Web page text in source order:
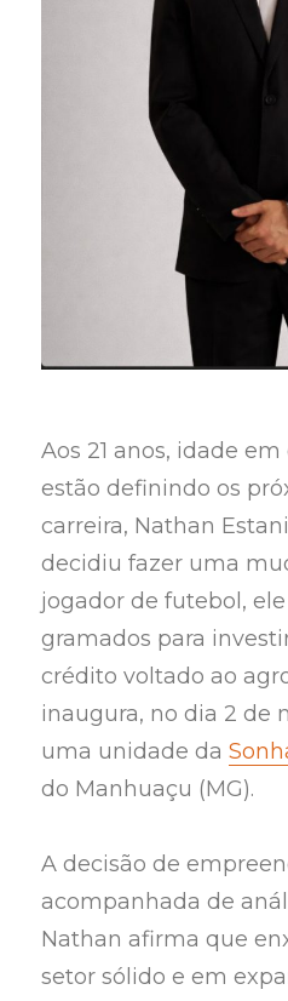
Aos 21 anos, idade
estão definindo os
carreira, Nathan
decidiu fazer uma
jogador de futebol,
gramados para
crédito voltado ao
inaugura, no dia 2 de
uma unidade da
do Manhuaçu (MG).
A decisão de
acompanhada de
Nathan afirma que
setor sólido e em